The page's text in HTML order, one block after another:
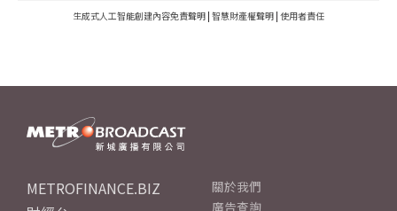
生成式人工智能創建內容免責聲明 | 智慧財產權聲明 | 使用者責任
METROFINANCE.BIZ
關於我們
廣告查詢